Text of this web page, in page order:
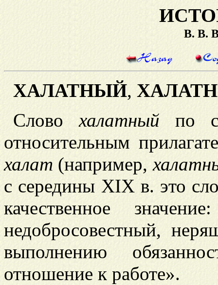
В. В.
ХАЛАТНЫЙ,
Словохалатный по
относительным
халат (например,
с середины XIX в. это
качественное
недобросовестный,
выполнению
отношение к работе».